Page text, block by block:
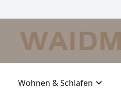
Wohnen & Schlafen